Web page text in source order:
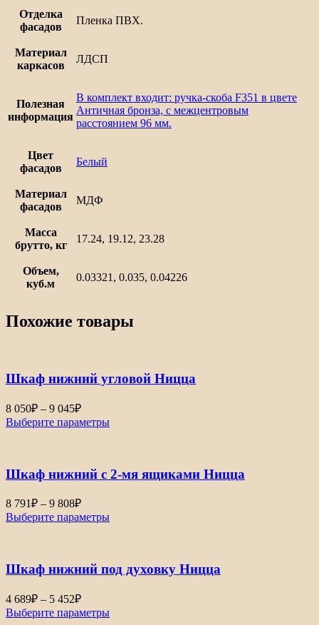
Отделка
фасадов
Пленка ПВХ.
Материал
каркасов
ЛДСП
Полезная
информация
В комплект входит: ручка-скоба F351 в цвете
Античная бронза, с межцентровым
расстоянием 96 мм.
Цвет
фасадов
Белый
Материал
фасадов
МДФ
Масса
брутто, кг
17.24, 19.12, 23.28
Объем,
куб.м
0.03321, 0.035, 0.04226
Похожие товары
Шкаф нижний угловой Ницца
8 050₽ – 9 045₽Диапазон
цен:
8
9
Выберите параметры
Шкаф нижний с 2-мя ящиками Ницца
8 791₽ – 9 808₽Диапазон
цен:
8
9
Выберите параметры
Шкаф нижний под духовку Ницца
4 689₽ – 5 452₽Диапазон
цен:
4
Выберите параметры